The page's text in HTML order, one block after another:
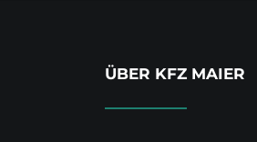
ÜBER KFZ MAIER